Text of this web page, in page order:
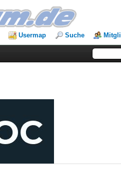
Usermap Suche